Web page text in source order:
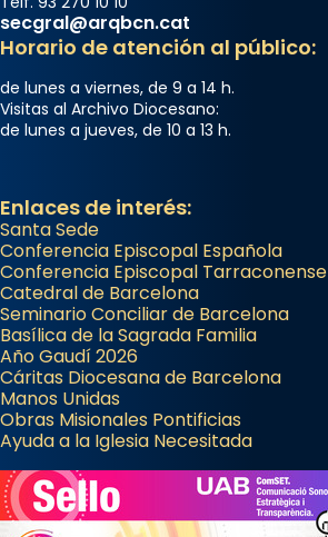
secgral@arqbcn.cat
Horario de atención al público:
de lunes a viernes, de 9 a 14 h.
Visitas al Archivo Diocesano:
de lunes a jueves, de 10 a 13 h.
Enlaces de interés:
Santa Sede
Conferencia Episcopal Española
Conferencia Episcopal Tarraconense
Catedral de Barcelona
Seminario Conciliar de Barcelona
Basílica de la Sagrada Familia
Año Gaudí 2026
Cáritas Diocesana de Barcelona
Manos Unidas
Obras Misionales Pontificias
Ayuda a la Iglesia Necesitada